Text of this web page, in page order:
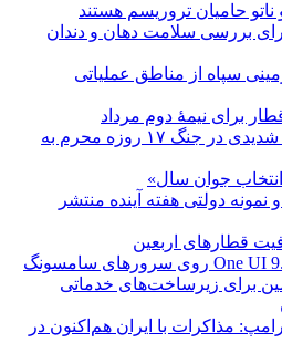
حامیان تروریسم هستند
بررسی سلامت دهان و دندان
سپاه از مناطق عملیاتی
برای نیمۀ دوم مرداد
سردار رضایی: ضربات شدیدی در جنگ ۱۷ روزه محرم به
جوان سال»
نمونه دولتی هفته آینده منتشر
هکتار زمین برای زیرساخت‌های خدماتی
مذاکرات با ایران هم‌اکنون در